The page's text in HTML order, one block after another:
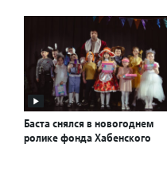
Баста снялся в новогоднем
ролике фонда Хабенского